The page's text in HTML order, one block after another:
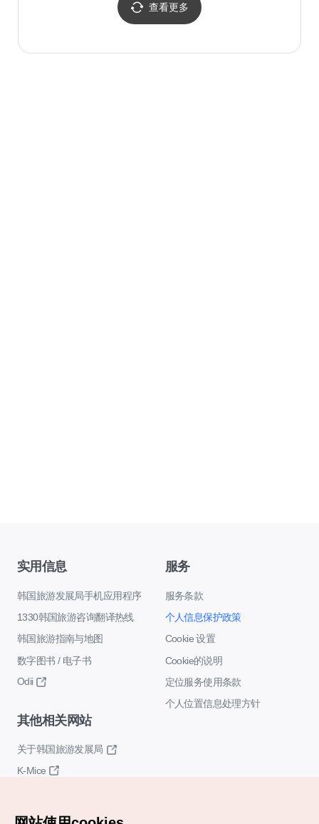
查看更多
实用信息
韩国旅游发展局手机应用程序
1330韩国旅游咨询翻译热线
韩国旅游指南与地图
数字图书 / 电子书
Odii
服务
服务条款
个人信息保护政策
Cookie 设置
Cookie的说明
定位服务使用条款
个人位置信息处理方针
其他相关网站
关于韩国旅游发展局
K-Mice